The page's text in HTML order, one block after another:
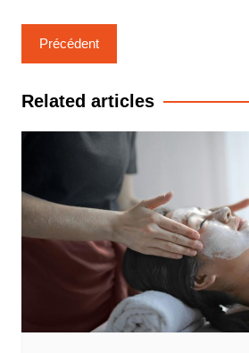
Navigation
de
l’article
Précédent
Related articles